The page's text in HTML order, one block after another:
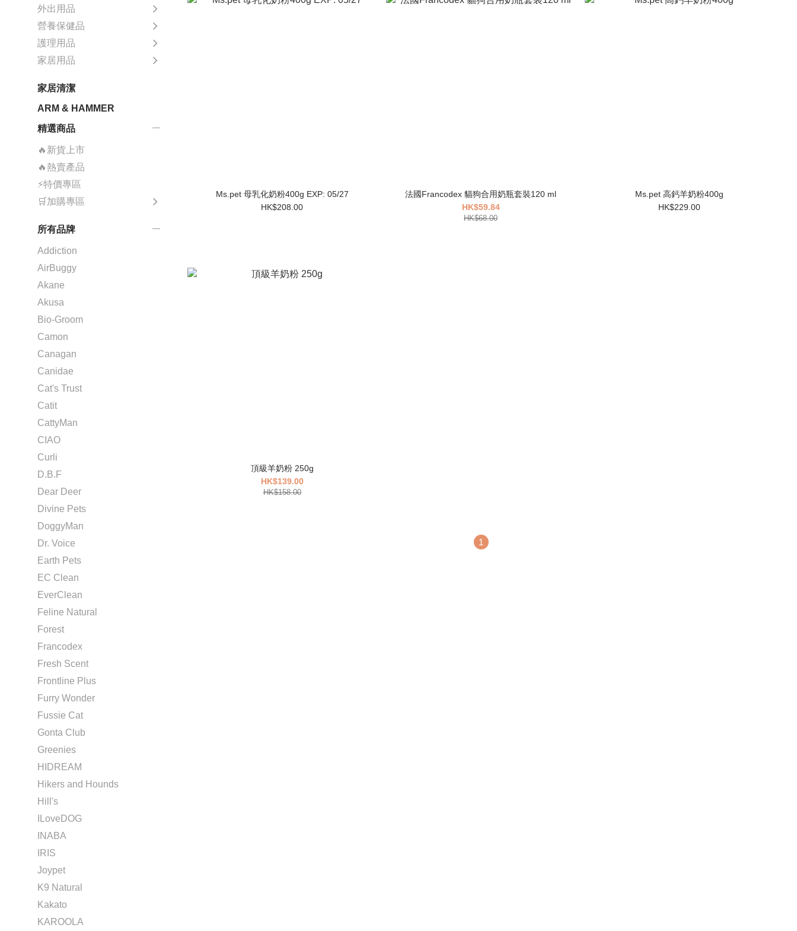
外出用品
營養保健品
護理用品
家居用品
家居清潔
ARM & HAMMER
精選商品
🔥新貨上市
🔥熱賣產品
⚡特價專區
🛒加購專區
所有品牌
Addiction
AirBuggy
Akane
Akusa
Bio-Groom
Camon
Canagan
Canidae
Cat's Trust
Catit
CattyMan
CIAO
Curli
D.B.F
Dear Deer
Divine Pets
DoggyMan
Dr. Voice
Earth Pets
EC Clean
EverClean
Feline Natural
Forest
Francodex
Fresh Scent
Frontline Plus
Furry Wonder
Fussie Cat
Gonta Club
Greenies
HIDREAM
Hikers and Hounds
Hill's
ILoveDOG
INABA
IRIS
Joypet
K9 Natural
Kakato
KAROOLA
Ms.pet 母乳化奶粉400g EXP: 05/27
HK$208.00
法國Francodex 貓狗合用奶瓶套裝120 ml
HK$59.84
HK$68.00
Ms.pet 高鈣羊奶粉400g
HK$229.00
頂級羊奶粉 250g
HK$139.00
HK$158.00
1